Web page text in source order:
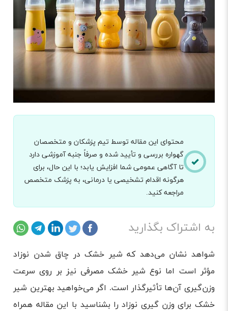
محتوای این مقاله توسط تیم پزشکان و متخصصان
گهواره بررسی و تأیید شده و صرفاً جنبه آموزشی دارد
تا آگاهی عمومی شما افزایش یابد؛ با این حال، برای
هرگونه اقدام تشخیصی یا درمانی، به پزشک متخصص
مراجعه کنید.
به اشتراک بگذارید
شواهد نشان می‌دهد که شیر خشک در چاق شدن نوزاد
مؤثر است اما نوع شیر خشک مصرفی نیز بر روی سرعت
وزن‌گیری آن‌ها تأثیرگذار است. اگر می‌خواهید بهترین شیر
خشک برای وزن گیری نوزاد را بشناسید با این مقاله همراه